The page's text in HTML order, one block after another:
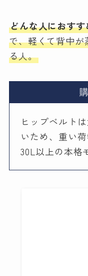
どんな人におす
で、軽くて背中
る人。
ヒップベルト
いため、重い
30L以上の本格